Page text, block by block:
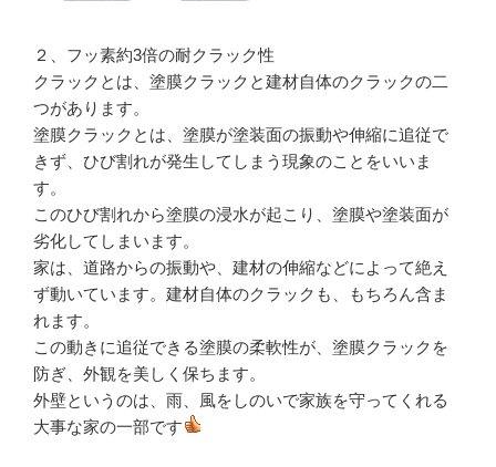
２、フッ素約3倍の耐クラック性
クラックとは、塗膜クラックと建材自体のクラックの二
つがあります。
塗膜クラックとは、塗膜が塗装面の振動や伸縮に追従で
きず、ひび割れが発生してしまう現象のことをいいま
す。
このひび割れから塗膜の浸水が起こり、塗膜や塗装面が
劣化してしまいます。
家は、道路からの振動や、建材の伸縮などによって絶え
ず動いています。建材自体のクラックも、もちろん含ま
れます。
この動きに追従できる塗膜の柔軟性が、塗膜クラックを
防ぎ、外観を美しく保ちます。
外壁というのは、雨、風をしのいで家族を守ってくれる
大事な家の一部です